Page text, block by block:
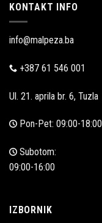
KONTAKT INFO
info@malpeza.ba
+387 61 546 001
Ul. 21. aprila br. 6, Tuzla
Pon-Pet: 09:00-18:00
Subotom:
09:00-16:00
IZBORNIK